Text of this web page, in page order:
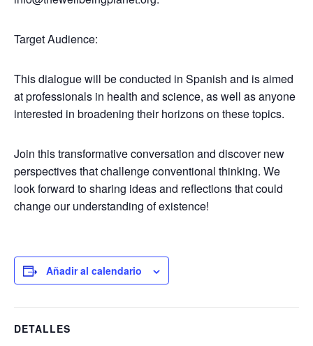
Target Audience:
This dialogue will be conducted in Spanish and is aimed
at professionals in health and science, as well as anyone
interested in broadening their horizons on these topics.
Join this transformative conversation and discover new
perspectives that challenge conventional thinking. We
look forward to sharing ideas and reflections that could
change our understanding of existence!
Añadir al calendario
DETALLES